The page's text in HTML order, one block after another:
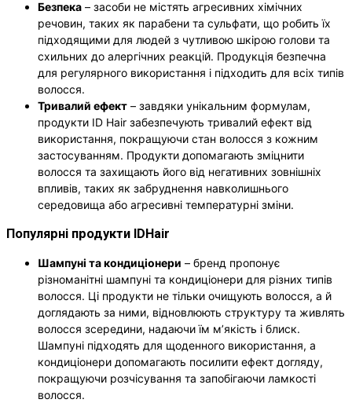
Безпека – засоби не містять агресивних хімічних
речовин, таких як парабени та сульфати, що робить їх
підходящими для людей з чутливою шкірою голови та
схильних до алергічних реакцій. Продукція безпечна
для регулярного використання і підходить для всіх типів
волосся.
Тривалий ефект – завдяки унікальним формулам,
продукти ID Hair забезпечують тривалий ефект від
використання, покращуючи стан волосся з кожним
застосуванням. Продукти допомагають зміцнити
волосся та захищають його від негативних зовнішніх
впливів, таких як забруднення навколишнього
середовища або агресивні температурні зміни.
Популярні продукти IDHair
Шампуні та кондиціонери – бренд пропонує
різноманітні шампуні та кондиціонери для різних типів
волосся. Ці продукти не тільки очищують волосся, а й
доглядають за ними, відновлюють структуру та живлять
волосся зсередини, надаючи їм м’якість і блиск.
Шампуні підходять для щоденного використання, а
кондиціонери допомагають посилити ефект догляду,
покращуючи розчісування та запобігаючи ламкості
волосся.